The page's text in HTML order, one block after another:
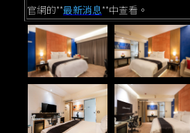
官網的**最新消息**中查看。